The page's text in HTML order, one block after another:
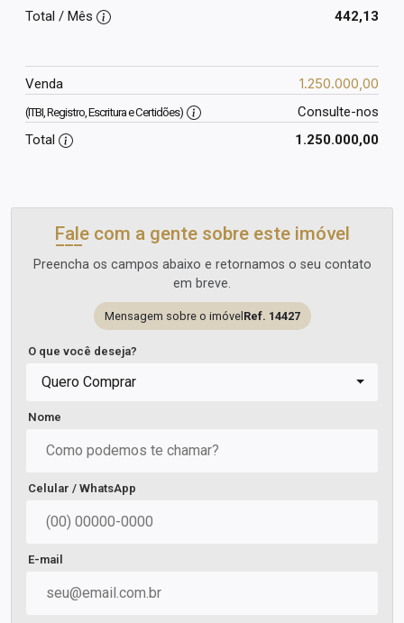
Total / Mês 442,13
Venda 1.250.000,00
(ITBI, Registro, Escritura e Certidões)
Consulte-nos
Total
1.250.000,00
Fale com a gente sobre este imóvel
Preencha os campos abaixo e retornamos o seu contato
em breve.
Mensagem sobre o imóvel Ref. 14427
O que você deseja?
Quero Comprar
Nome
Celular / WhatsApp
E-mail